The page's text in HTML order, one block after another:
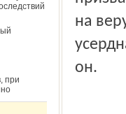
при
на
он.